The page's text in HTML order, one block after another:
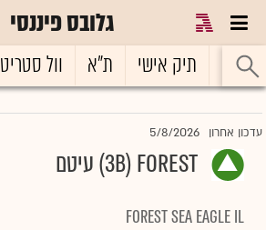
גלובס פיננסי
ראשי תיק אישי ת"א וול סטריט
עדכון אחרון 5/8/2026
3B) FOREST) עיטם
FOREST SEA EAGLE IL